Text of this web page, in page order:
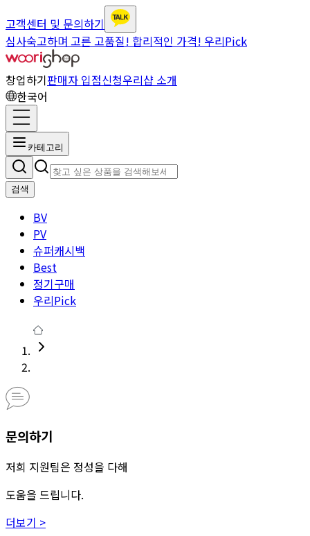
고객센터 및 문의하기
심사숙고하며 고른 고품질! 합리적인 가격! 우리Pick
창업하기판매자 입점신청우리샵 소개
한국어
카테고리
검색
BV
PV
슈퍼캐시백
Best
정기구매
우리Pick
문의하기
저희 지원팀은 정성을 다해
도움을 드립니다.
더보기 >